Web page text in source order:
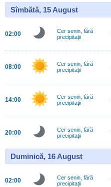
Sîmbătă, 15 August
02:00
Cer senin, fără
precipitații
08:00
Cer senin, fără
precipitații
14:00
Cer senin, fără
precipitații
20:00
Cer senin, fără
precipitații
Duminică, 16 August
02:00
Cer senin, fără
precipitații